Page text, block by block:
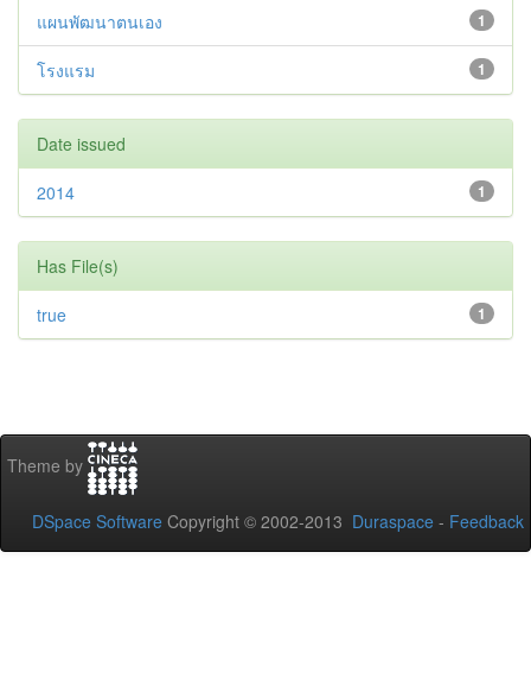
1
แผนพัฒนาตนเอง
1
โรงแรม
Date issued
1
2014
Has File(s)
1
true
Theme by
DSpace Software Copyright © 2002-2013 Duraspace - Feedback